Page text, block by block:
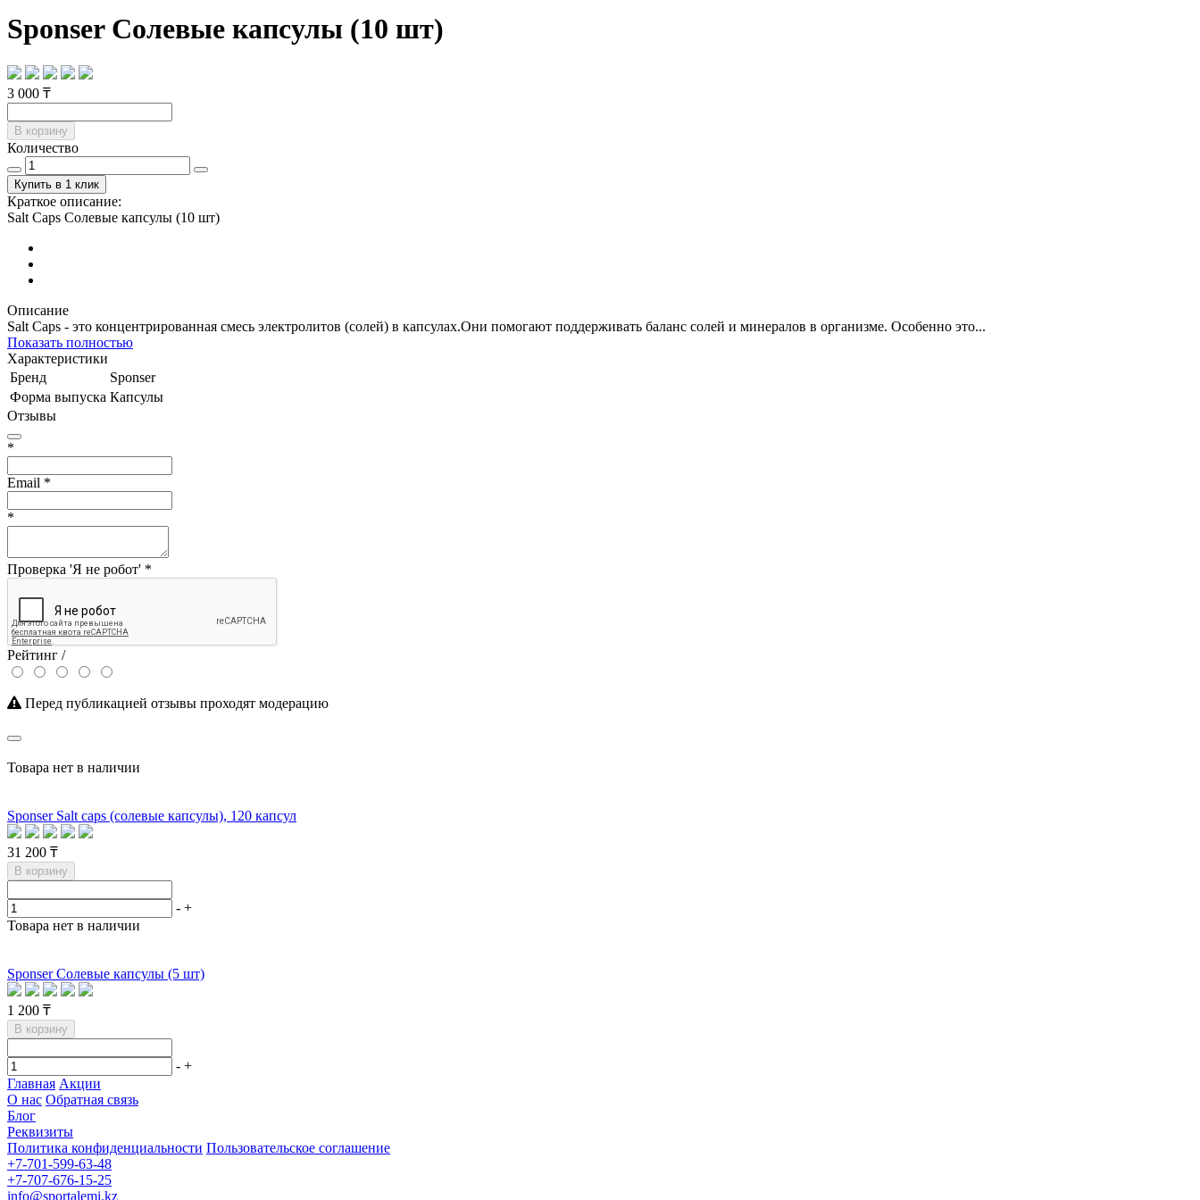
Sponser Солевые капсулы (10 шт)
3 000 ₸
В корзину
Количество
Купить в 1 клик
Краткое описание:
Salt Caps Солевые капсулы (10 шт)
Описание
Salt Caps - это концентрированная смесь электролитов (солей) в капсулах.Они помогают поддерживать баланс солей и минералов в организме. Особенно это...
Показать полностью
Характеристики
Бренд
Sponser
Форма выпуска Капсулы
Отзывы
*
Email *
*
Проверка 'Я не робот' *
Рейтинг /
Перед публикацией отзывы проходят модерацию
Товара нет в наличии
Sponser Salt caps (солевые капсулы), 120 капсул
31 200 ₸
В корзину
- +
Товара нет в наличии
Sponser Солевые капсулы (5 шт)
1 200 ₸
В корзину
- +
Главная Акции
О нас Обратная связь
Блог
Реквизиты
Политика конфиденциальности Пользовательское соглашение
+7-701-599-63-48
+7-707-676-15-25
info@sportalemi.kz